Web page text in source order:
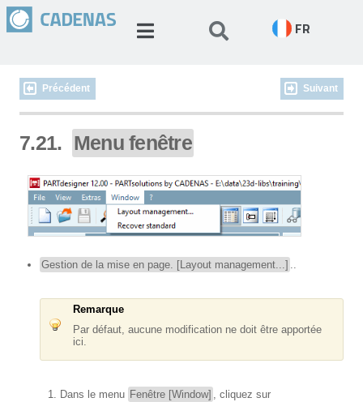
FR
Précédent Suivant
7.21. Menu fenêtre
Gestion de la mise en page. [Layout management...] ..
Remarque
Par défaut, aucune modification ne doit être apportée
ici.
Dans le menu Fenêtre [Window] , cliquez sur